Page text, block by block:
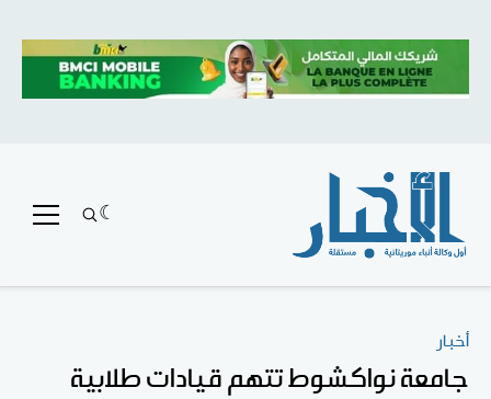
أخبار
جامعة نواكشوط تتهم قيادات طلابية